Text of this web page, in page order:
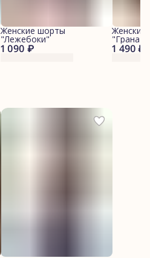
1 090 ₽
Женские шорты
"Лежебоки"
1 490 ₽